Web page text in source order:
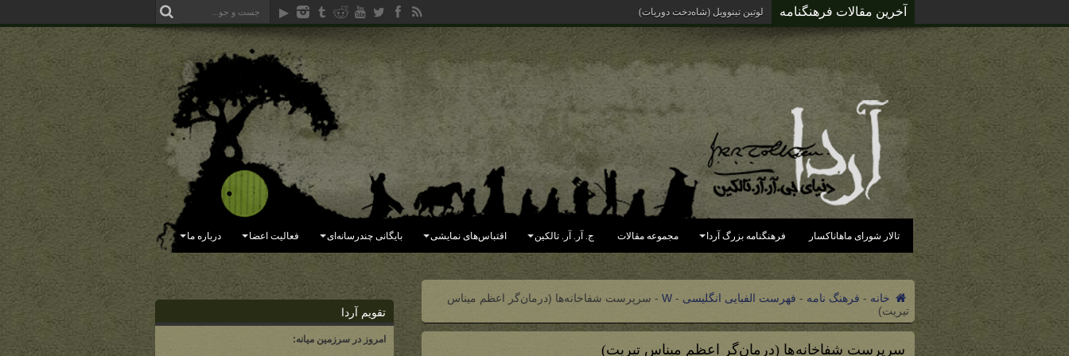
آخرین مقالات فرهنگنامه لوتین تینوویل (شاه‌دخت دوریات)
تالار شورای ماهاناکسار فرهنگنامه بزرگ آردا مجموعه مقالات ج. آر. آر. تالکین اقتباس‌های نمایشی بایگانی چندرسانه‌ای فعالیت اعضا درباره ما
خانه - فرهنگ نامه - فهرست الفبایی انگلیسی -
W
- سرپرست شفاخانه‌ها (درمان‌گر اعظم میناس
‌تیریت)
سرپرست شفاخانه‌ها (درمان‌گر اعظم میناس ‌تیریت)
تقویم آردا
امروز در سرزمین میانه: